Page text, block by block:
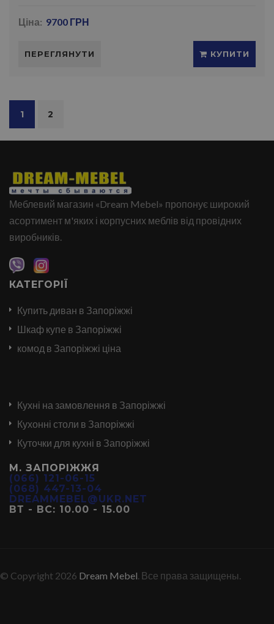
Ціна: 9700 ГРН
ПЕРЕГЛЯНУТИ КУПИТИ
1 2
Меблевий магазин «Dream Mebel» пропонує широкий
асортимент м'яких і корпусних меблів від провідних
виробників.
КАТЕГОРІЇ
Купить диван в Запоріжжі
Шкаф купе в Запоріжжі
комод в Запоріжжі ціна
Кухні на замовлення в Запоріжжі
Кухонні столи в Запоріжжі
Куточки для кухні в Запоріжжі
М. ЗАПОРІЖЖЯ
(066) 121-06-15
(068) 447-13-04
DREAMMEBEL@UKR.NET
ВТ - ВС: 10.00 - 15.00
© Copyright 2026 Dream Mebel. Все права защищены.